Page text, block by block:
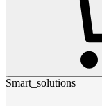
Smart_solutions